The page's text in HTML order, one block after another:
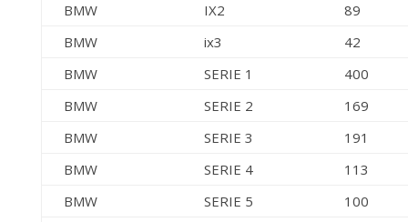
BMW
IX2
89
BMW
ix3
42
BMW
SERIE 1
400
BMW
SERIE 2
169
BMW
SERIE 3
191
BMW
SERIE 4
113
BMW
SERIE 5
100